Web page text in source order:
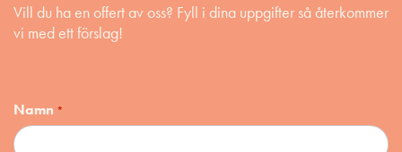
Vill du ha en offert av oss? Fyll i dina uppgifter så återkommer
vi med ett förslag!
Namn *